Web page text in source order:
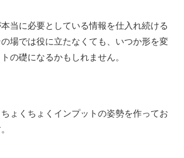
当に必要としている情報を仕入れ続ける
場では役に立たなくても、いつか形を変
の礎になるかもしれません。
ょくちょくインプットの姿勢を作ってお